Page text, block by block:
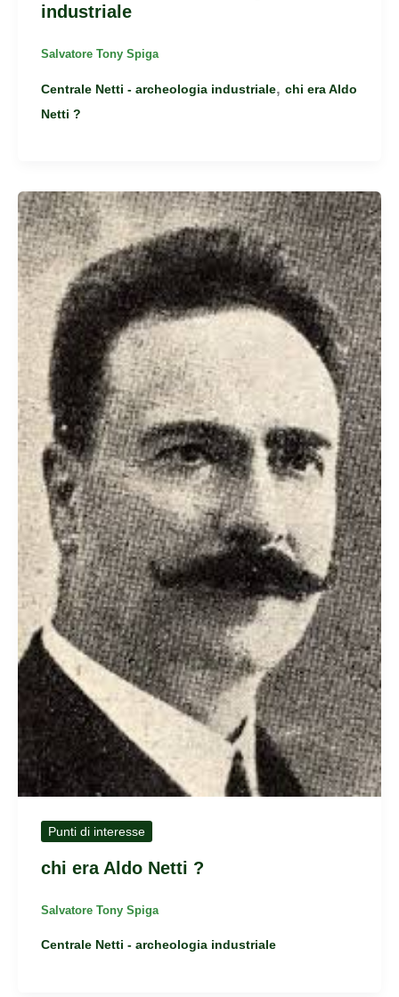
industriale
Salvatore Tony Spiga
Centrale Netti - archeologia industriale, chi era Aldo
Netti ?
Punti di interesse
chi era Aldo Netti ?
Salvatore Tony Spiga
Centrale Netti - archeologia industriale